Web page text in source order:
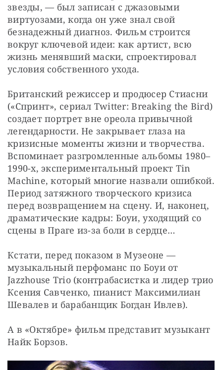
звезды, — был записан с джазовыми
виртуозами, когда он уже знал свой
безнадежный диагноз. Фильм строится
вокруг ключевой идеи: как артист, всю
жизнь менявший маски, спроектировал
условия собственного ухода.
Британский режиссер и продюсер Стиасни
(«Спринт», сериал Twitter: Breaking the Bird)
создает портрет вне ореола привычной
легендарности. Не закрывает глаза на
кризисные моменты жизни и творчества.
Вспоминает разгромленные альбомы 1980–
1990-х, экспериментальный проект Tin
Machine, который многие назвали ошибкой.
Период затяжного творческого кризиса
перед возвращением на сцену. И, наконец,
драматические кадры: Боуи, уходящий со
сцены в Праге из-за боли в сердце…
Кстати, перед показом в Музеоне —
музыкальный перфоманс по Боуи от
Jazzhouse Trio (контрабасистка и лидер трио
Ксения Савченко, пианист Максимилиан
Шевалев и барабанщик Богдан Ивлев).
А в «Октябре» фильм представит музыкант
Найк Борзов.